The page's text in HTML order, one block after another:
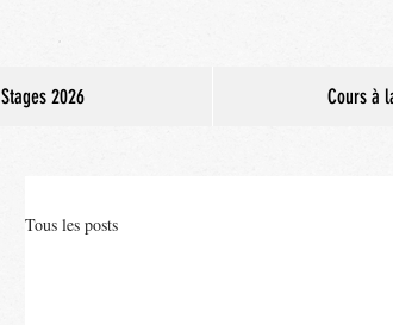
Stages 2026 Cours à
Tous les posts